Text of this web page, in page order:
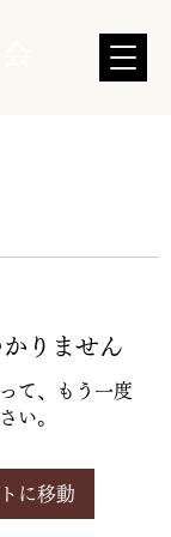
りません
て、もう一度
い。
に移動